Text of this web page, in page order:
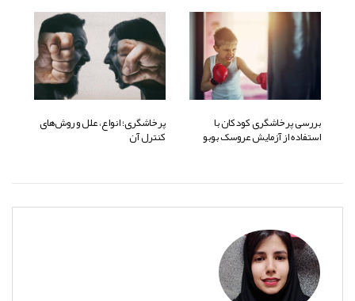
بررسی پرخاشگری کودکان با
استفاده از آزمایش عروسک بوبو
پرخاشگری؛ انواع، علل و روش‌های
کنترل آن